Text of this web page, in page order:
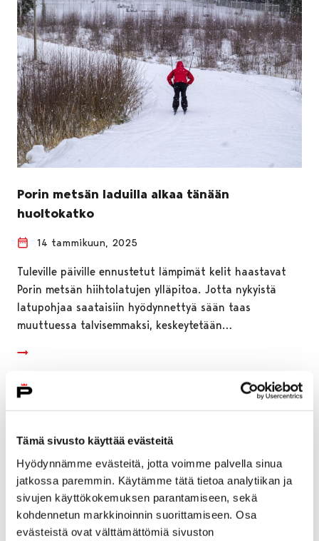
Tämä sivusto käyttää evästeitä
Hyödynnämme evästeitä, jotta voimme palvella sinua
jatkossa paremmin. Käytämme tätä tietoa analytiikan ja
sivujen käyttökokemuksen parantamiseen, sekä
kohdennetun markkinoinnin suorittamiseen. Osa
evästeistä ovat välttämättömiä sivuston
Porin metsän laduilla alkaa tänään
huoltokatko
14 tammikuun, 2025
Tuleville päiville ennustetut lämpimät kelit haastavat
Porin metsän hiihtolatujen ylläpitoa. Jotta nykyistä
latupohjaa saataisiin hyödynnettyä sään taas
muuttuessa talvisemmaksi, keskeytetään…